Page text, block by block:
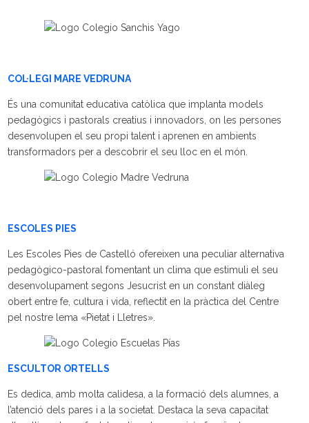
COL·LEGI MARE VEDRUNA
És una comunitat educativa catòlica que implanta models
pedagògics i pastorals creatius i innovadors, on les persones
desenvolupen el seu propi talent i aprenen en ambients
transformadors per a descobrir el seu lloc en el món.
ESCOLES PIES
Les Escoles Pies de Castelló ofereixen una peculiar alternativa
pedagògico-pastoral fomentant un clima que estimuli el seu
desenvolupament segons Jesucrist en un constant diàleg
obert entre fe, cultura i vida, reflectit en la pràctica del Centre
pel nostre lema «Pietat i Lletres».
ESCULTOR ORTELLS
Es dedica, amb molta calidesa, a la formació dels alumnes, a
l’atenció dels pares i a la societat. Destaca la seva capacitat